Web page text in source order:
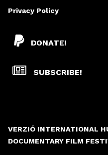
VERZIÓ INTERNATIONAL
DOCUMENTARY FILM
DONATE!
SUBSCRIBE!
Privacy Policy